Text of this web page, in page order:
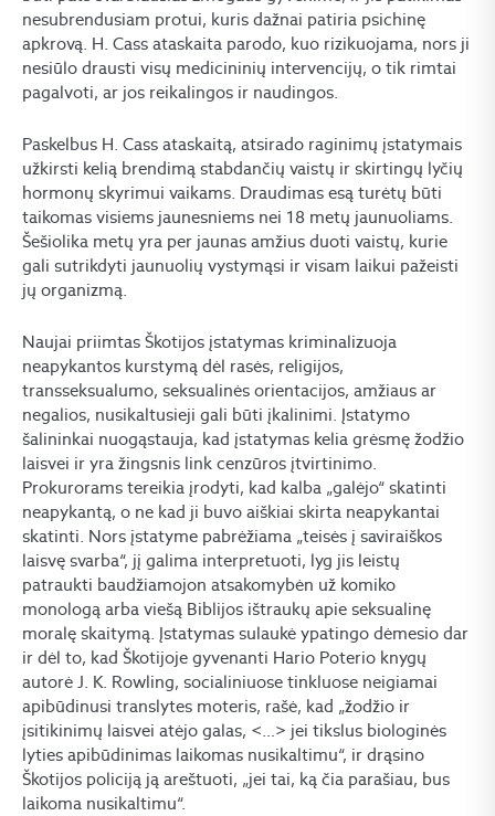
nesubrendusiam protui, kuris dažnai patiria psichinę
apkrovą. H. Cass ataskaita parodo, kuo rizikuojama, nors ji
nesiūlo drausti visų medicininių intervencijų, o tik rimtai
pagalvoti, ar jos reikalingos ir naudingos.
Paskelbus H. Cass ataskaitą, atsirado raginimų įstatymais
užkirsti kelią brendimą stabdančių vaistų ir skirtingų lyčių
hormonų skyrimui vaikams. Draudimas esą turėtų būti
taikomas visiems jaunesniems nei 18 metų jaunuoliams.
Šešiolika metų yra per jaunas amžius duoti vaistų, kurie
gali sutrikdyti jaunuolių vystymąsi ir visam laikui pažeisti
jų organizmą.
Naujai priimtas Škotijos įstatymas kriminalizuoja
neapykantos kurstymą dėl rasės, religijos,
transseksualumo, seksualinės orientacijos, amžiaus ar
negalios, nusikaltusieji gali būti įkalinimi. Įstatymo
šalininkai nuogąstauja, kad įstatymas kelia grėsmę žodžio
laisvei ir yra žingsnis link cenzūros įtvirtinimo.
Prokurorams tereikia įrodyti, kad kalba „galėjo“ skatinti
neapykantą, o ne kad ji buvo aiškiai skirta neapykantai
skatinti. Nors įstatyme pabrėžiama „teisės į saviraiškos
laisvę svarba“, jį galima interpretuoti, lyg jis leistų
patraukti baudžiamojon atsakomybėn už komiko
monologą arba viešą Biblijos ištraukų apie seksualinę
moralę skaitymą. Įstatymas sulaukė ypatingo dėmesio dar
ir dėl to, kad Škotijoje gyvenanti Hario Poterio knygų
autorė J. K. Rowling, socialiniuose tinkluose neigiamai
apibūdinusi translytes moteris, rašė, kad „žodžio ir
įsitikinimų laisvei atėjo galas, <…> jei tikslus biologinės
lyties apibūdinimas laikomas nusikaltimu“, ir drąsino
Škotijos policiją ją areštuoti, „jei tai, ką čia parašiau, bus
laikoma nusikaltimu“.